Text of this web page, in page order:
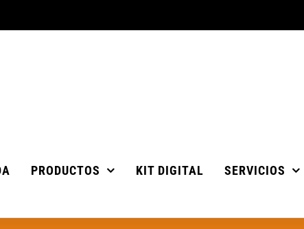
PRODUCTOS KIT DIGITAL SERVICIOS